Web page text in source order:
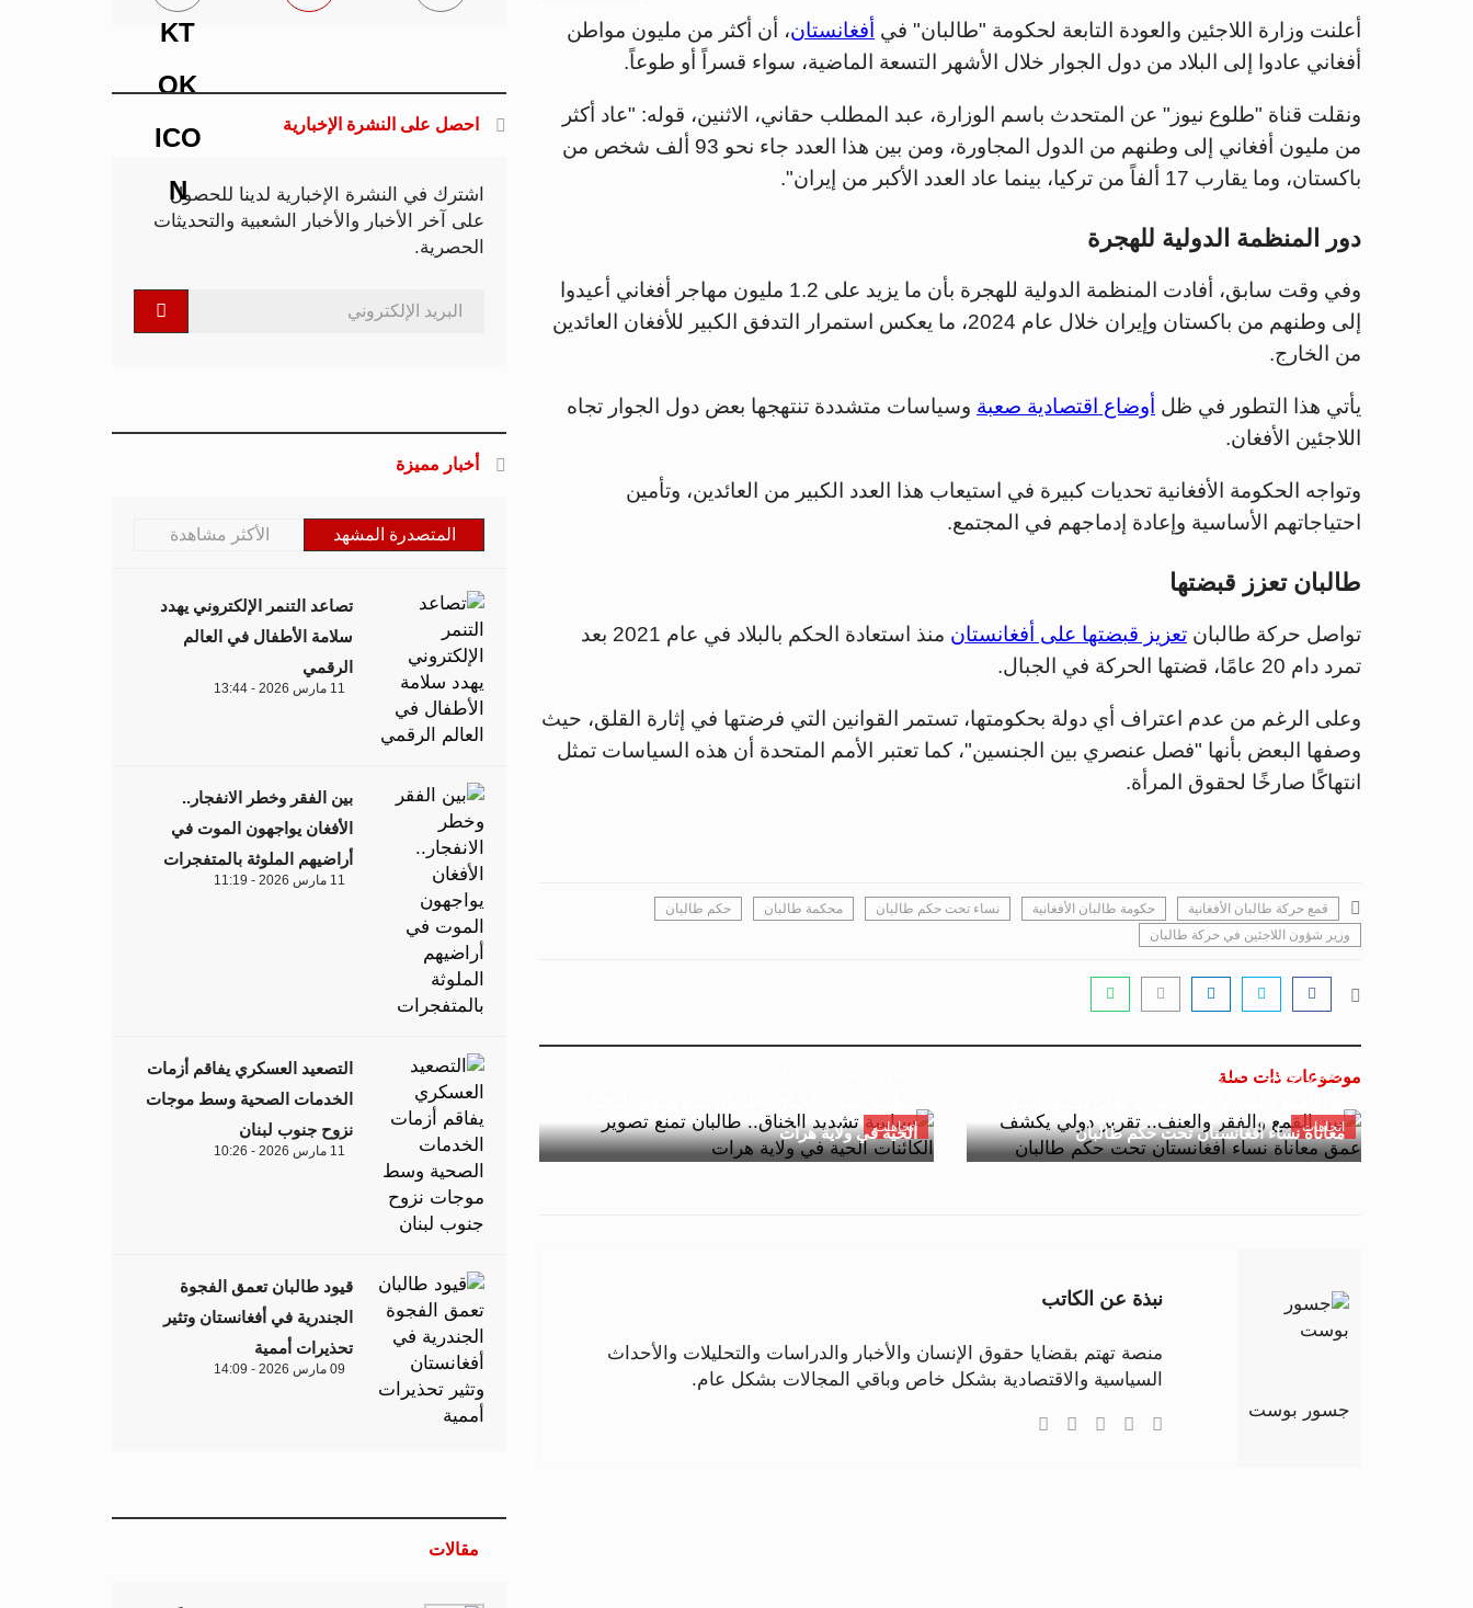
أعلنت وزارة اللاجئين والعودة التابعة لحكومة "طالبان" في أفغانستان، أن أكثر من مليون مواطن
أفغاني عادوا إلى البلاد من دول الجوار خلال الأشهر التسعة الماضية، سواء قسراً أو طوعاً.
ونقلت قناة "طلوع نيوز" عن المتحدث باسم الوزارة، عبد المطلب حقاني، الاثنين، قوله: "عاد أكثر
من مليون أفغاني إلى وطنهم من الدول المجاورة، ومن بين هذا العدد جاء نحو 93 ألف شخص من
باكستان، وما يقارب 17 ألفاً من تركيا، بينما عاد العدد الأكبر من إيران".
دور المنظمة الدولية للهجرة
وفي وقت سابق، أفادت المنظمة الدولية للهجرة بأن ما يزيد على 1.2 مليون مهاجر أفغاني أعيدوا
إلى وطنهم من باكستان وإيران خلال عام 2024، ما يعكس استمرار التدفق الكبير للأفغان العائدين
من الخارج.
يأتي هذا التطور في ظل أوضاع اقتصادية صعبة وسياسات متشددة تنتهجها بعض دول الجوار تجاه
اللاجئين الأفغان.
وتواجه الحكومة الأفغانية تحديات كبيرة في استيعاب هذا العدد الكبير من العائدين، وتأمين
احتياجاتهم الأساسية وإعادة إدماجهم في المجتمع.
طالبان تعزز قبضتها
تواصل حركة طالبان تعزيز قبضتها على أفغانستان
منذ استعادة الحكم بالبلاد في عام 2021 بعد
تمرد دام 20 عامًا، قضتها الحركة في الجبال.
وعلى الرغم من عدم اعتراف أي دولة بحكومتها، تستمر القوانين التي فرضتها في إثارة القلق، حيث
وصفها البعض بأنها "فصل عنصري بين الجنسين"، كما تعتبر الأمم المتحدة أن هذه السياسات تمثل
انتهاكًا صارخًا لحقوق المرأة.
قمع حركة طالبان الأفغانية حكومة طالبان الأفغانية نساء تحت حكم طالبان محكمة طالبان
حكم طالبان
وزير شؤون اللاجئين في حركة طالبان
موضوعات ذات صلة
اتجاهات
جسور بوست 01 يناير 2026 - 11:05
معاناة نساء أفغانستان تحت حكم طالبان
اتجاهات
الحية في ولاية هرات
جسور بوست
نبذة عن الكاتب
منصة تهتم بقضايا حقوق الإنسان والأخبار والدراسات والتحليلات والأحداث
السياسية والاقتصادية بشكل خاص وباقي المجالات بشكل عام.
احصل على النشرة الإخبارية
اشترك في النشرة الإخبارية لدينا للحصول
على آخر الأخبار والأخبار الشعبية والتحديثات
الحصرية.
أخبار مميزة
المتصدرة المشهد الأكثر مشاهدة
تصاعد التنمر الإلكتروني يهدد
سلامة الأطفال في العالم
الرقمي
11 مارس 2026 - 13:44
بين الفقر وخطر الانفجار..
الأفغان يواجهون الموت في
أراضيهم الملوثة بالمتفجرات
11 مارس 2026 - 11:19
التصعيد العسكري يفاقم أزمات
الخدمات الصحية وسط موجات
نزوح جنوب لبنان
11 مارس 2026 - 10:26
قيود طالبان تعمق الفجوة
الجندرية في أفغانستان وتثير
تحذيرات أممية
09 مارس 2026 - 14:09
مقالات